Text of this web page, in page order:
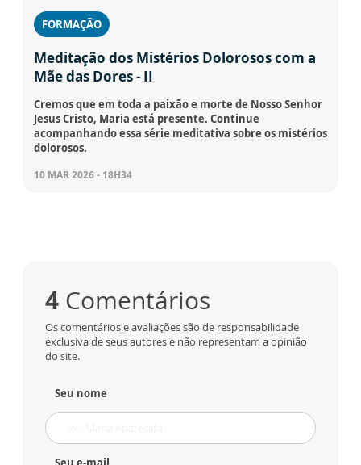
FORMAÇÃO
Meditação dos Mistérios Dolorosos com a
Mãe das Dores - II
Cremos que em toda a paixão e morte de Nosso Senhor
Jesus Cristo, Maria está presente. Continue
acompanhando essa série meditativa sobre os mistérios
dolorosos.
10 MAR 2026 - 18H34
4 Comentários
Os comentários e avaliações são de responsabilidade
exclusiva de seus autores e não representam a opinião
do site.
Seu nome